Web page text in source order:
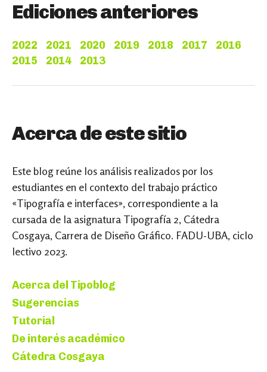
Ediciones anteriores
2022 2021 2020 2019 2018 2017
2016
2015
2014 2013
Acerca de este sitio
Este blog reúne los análisis realizados por los
estudiantes en el contexto del trabajo práctico
«Tipografía e interfaces», correspondiente a la
cursada de la asignatura Tipografía 2, Cátedra
Cosgaya, Carrera de Diseño Gráfico. FADU-UBA, ciclo
lectivo 2023.
Acerca del Tipoblog
Sugerencias
Tutorial
De interés académico
Cátedra Cosgaya